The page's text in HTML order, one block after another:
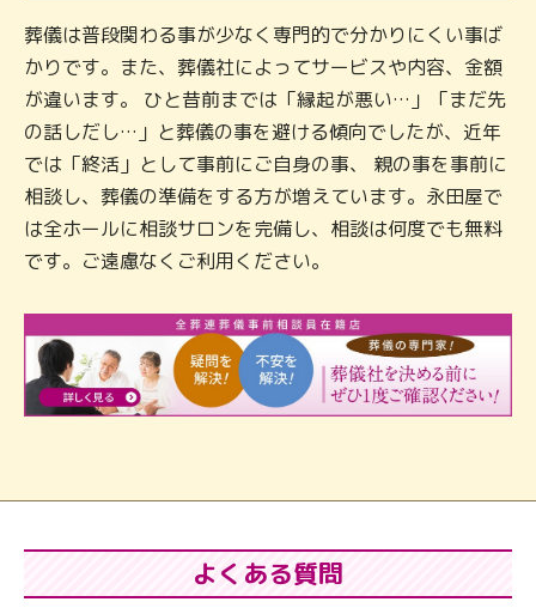
葬儀は普段関わる事が少なく専門的で分かりにくい事ば
かりです。また、葬儀社によってサービスや内容、金額
が違います。 ひと昔前までは「縁起が悪い…」「まだ先
の話しだし…」と葬儀の事を避ける傾向でしたが、近年
では「終活」として事前にご自身の事、 親の事を事前に
相談し、葬儀の準備をする方が増えています。永田屋で
は全ホールに相談サロンを完備し、相談は何度でも無料
です。ご遠慮なくご利用ください。
よくある質問